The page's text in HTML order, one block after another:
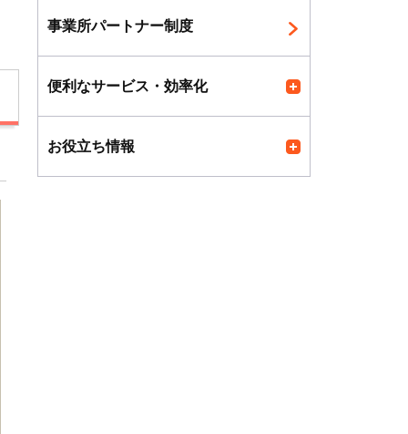
事業所パートナー制度
便利なサービス・効率化
お役立ち情報